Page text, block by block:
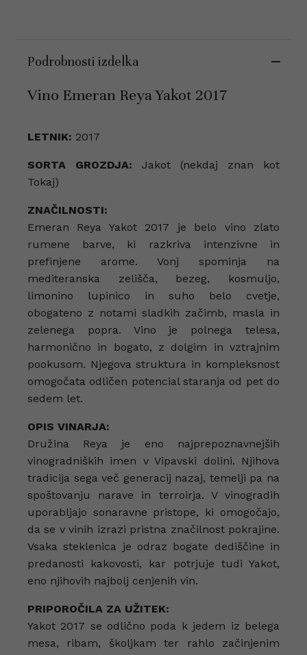
Podrobnosti izdelka
Vino Emeran Reya Yakot 2017
LETNIK: 2017
SORTA GROZDJA: Jakot (nekdaj znan kot
Tokaj)
ZNAČILNOSTI:
Emeran Reya Yakot 2017 je belo vino zlato
rumene barve, ki razkriva intenzivne in
prefinjene arome. Vonj spominja na
mediteranska zelišča, bezeg, kosmuljo,
limonino lupinico in suho belo cvetje,
obogateno z notami sladkih začimb, masla in
zelenega popra. Vino je polnega telesa,
harmonično in bogato, z dolgim in vztrajnim
pookusom. Njegova struktura in kompleksnost
omogočata odličen potencial staranja od pet do
sedem let.
OPIS VINARJA:
Družina Reya je eno najprepoznavnejših
vinogradniških imen v Vipavski dolini. Njihova
tradicija sega več generacij nazaj, temelji pa na
spoštovanju narave in terroirja. V vinogradih
uporabljajo sonaravne pristope, ki omogočajo,
da se v vinih izrazi pristna značilnost pokrajine.
Vsaka steklenica je odraz bogate dediščine in
predanosti kakovosti, kar potrjuje tudi Yakot,
eno njihovih najbolj cenjenih vin.
PRIPOROČILA ZA UŽITEK:
Yakot 2017 se odlično poda k jedem iz belega
mesa, ribam, školjkam ter rahlo začinjenim